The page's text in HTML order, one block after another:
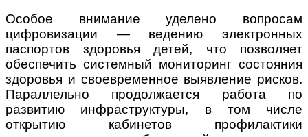
Особое внимание уделено вопросам
цифровизации — ведению электронных
паспортов здоровья детей, что позволяет
обеспечить системный мониторинг состояния
здоровья и своевременное выявление рисков.
Параллельно продолжается работа по
развитию инфраструктуры, в том числе
открытию кабинетов профилактики